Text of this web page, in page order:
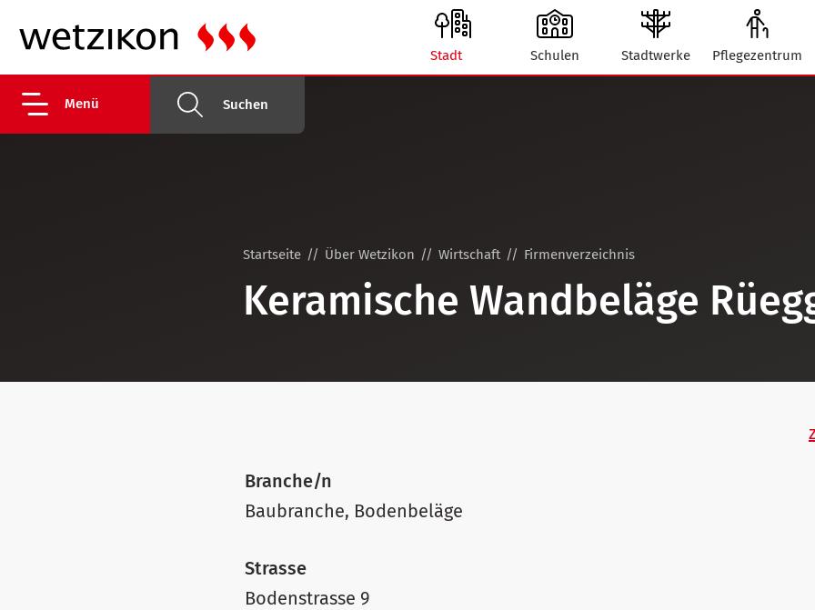
Menü Suchen
Stadt Schulen Stadtwerke Pflegezentrum
Startseite Über Wetzikon Wirtschaft Firmenverzeichnis
Keramische Wandbeläge
Branche/n
Baubranche, Bodenbeläge
Strasse
Bodenstrasse 9